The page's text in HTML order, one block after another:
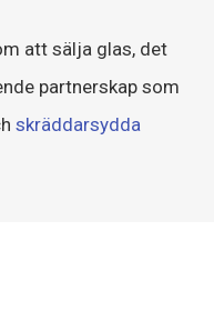
att sälja glas, det
partnerskap som
skräddarsydda